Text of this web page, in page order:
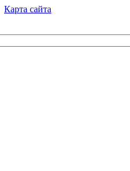
Карта сайта